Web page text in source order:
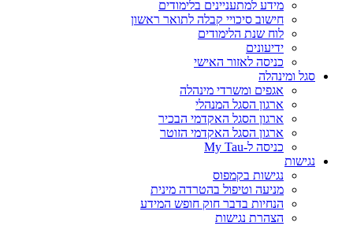
מידע למתעניינים בלימודים
חישוב סיכויי קבלה לתואר ראשון
לוח שנת הלימודים
ידיעונים
כניסה לאזור האישי
סגל ומינהלה
אגפים ומשרדי מינהלה
ארגון הסגל המנהלי
ארגון הסגל האקדמי הבכיר
ארגון הסגל האקדמי הזוטר
כניסה ל-My Tau
נגישות
נגישות בקמפוס
מניעה וטיפול בהטרדה מינית
הנחיות בדבר חוק חופש המידע
הצהרת נגישות